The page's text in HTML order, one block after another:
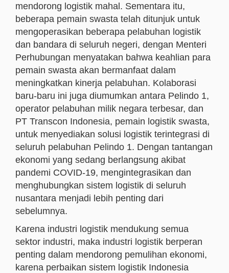
mendorong logistik mahal. Sementara itu,
beberapa pemain swasta telah ditunjuk untuk
mengoperasikan beberapa pelabuhan logistik
dan bandara di seluruh negeri, dengan Menteri
Perhubungan menyatakan bahwa keahlian para
pemain swasta akan bermanfaat dalam
meningkatkan kinerja pelabuhan. Kolaborasi
baru-baru ini juga diumumkan antara Pelindo 1,
operator pelabuhan milik negara terbesar, dan
PT Transcon Indonesia, pemain logistik swasta,
untuk menyediakan solusi logistik terintegrasi di
seluruh pelabuhan Pelindo 1. Dengan tantangan
ekonomi yang sedang berlangsung akibat
pandemi COVID-19, mengintegrasikan dan
menghubungkan sistem logistik di seluruh
nusantara menjadi lebih penting dari
sebelumnya.
Karena industri logistik mendukung semua
sektor industri, maka industri logistik berperan
penting dalam mendorong pemulihan ekonomi,
karena perbaikan sistem logistik Indonesia